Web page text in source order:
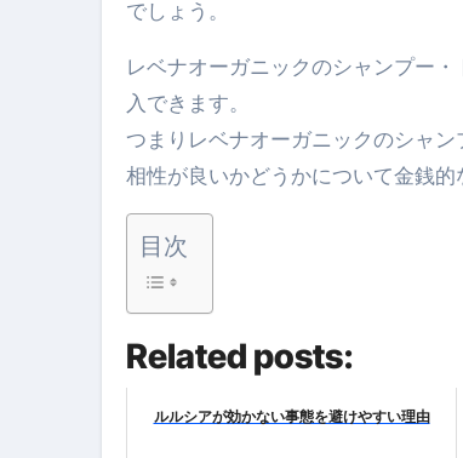
【誰でも出来る】3万
【即金】3時間で5
【必見】もう営業電
フリーランス・個人
でしょう。
レベナオーガニックのシャンプー
入できます。
つまりレベナオーガニックのシャ
相性が良いかどうかについて金銭的
目次
Related posts:
ルルシアが効かない事態を避けやすい理由